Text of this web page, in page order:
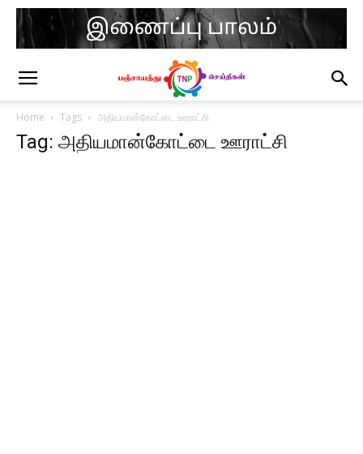
Home Tags அதியமான்கோட்டை ஊராட்சி
Tag: அதியமான்கோட்டை ஊராட்சி